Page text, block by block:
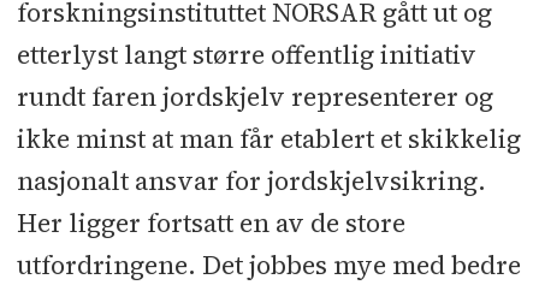
forskningsinstituttet NORSAR gått ut og
etterlyst langt større offentlig initiativ
rundt faren jordskjelv representerer og
ikke minst at man får etablert et skikkelig
nasjonalt ansvar for jordskjelvsikring.
Her ligger fortsatt en av de store
utfordringene. Det jobbes mye med bedre